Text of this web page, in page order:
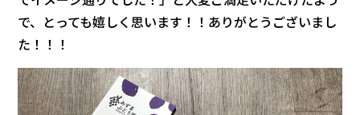
で、とっても嬉しく思います！！ありがとうございまし
た！！！